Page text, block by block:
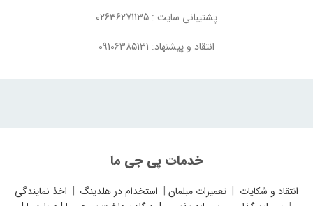
پشتیبانی سایت : 02636271135
انتقاد و پیشنهاد: 09106385131
خدمات پی جی ما
انتقاد و شکایات | تعمیرات مبلمان | استخدام در هلدینگ | اخذ نمایندگی